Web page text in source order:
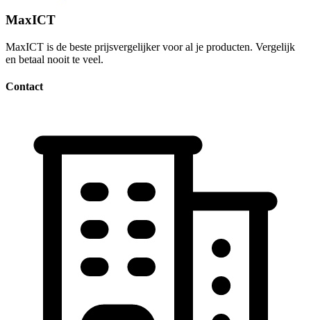
MaxICT
MaxICT is de beste prijsvergelijker voor al je producten. Vergelijk
en betaal nooit te veel.
Contact